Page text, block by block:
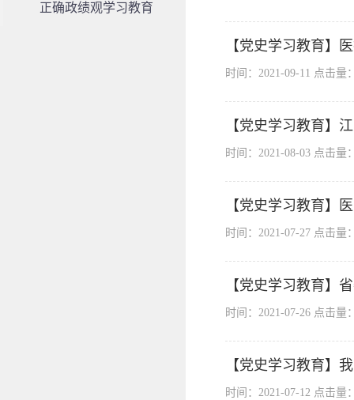
正确政绩观学习教育
【党史学习教育】
时间：2021-09-11 点击量
【党史学习教育】
时间：2021-08-03 点击量
【党史学习教育】
时间：2021-07-27 点击量
【党史学习教育】
时间：2021-07-26 点击量
【党史学习教育】
时间：2021-07-12 点击量